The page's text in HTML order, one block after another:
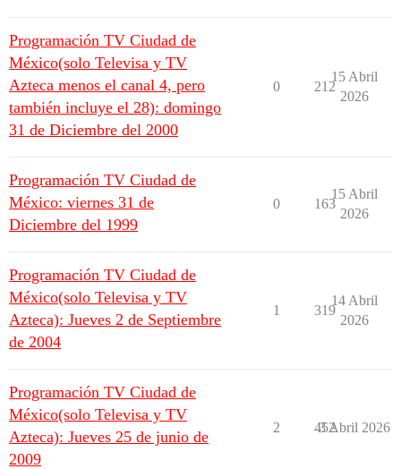
Programación TV Ciudad de
México(solo Televisa y TV
Azteca menos el canal 4, pero
también incluye el 28): domingo
31 de Diciembre del 2000
0 212
15 Abril
2026
Programación TV Ciudad de
México: viernes 31 de
Diciembre del 1999
0 163
15 Abril
2026
Programación TV Ciudad de
México(solo Televisa y TV
Azteca): Jueves 2 de Septiembre
de 2004
1 319
14 Abril
2026
Programación TV Ciudad de
México(solo Televisa y TV
Azteca): Jueves 25 de junio de
2009
2 452
3 Abril 2026